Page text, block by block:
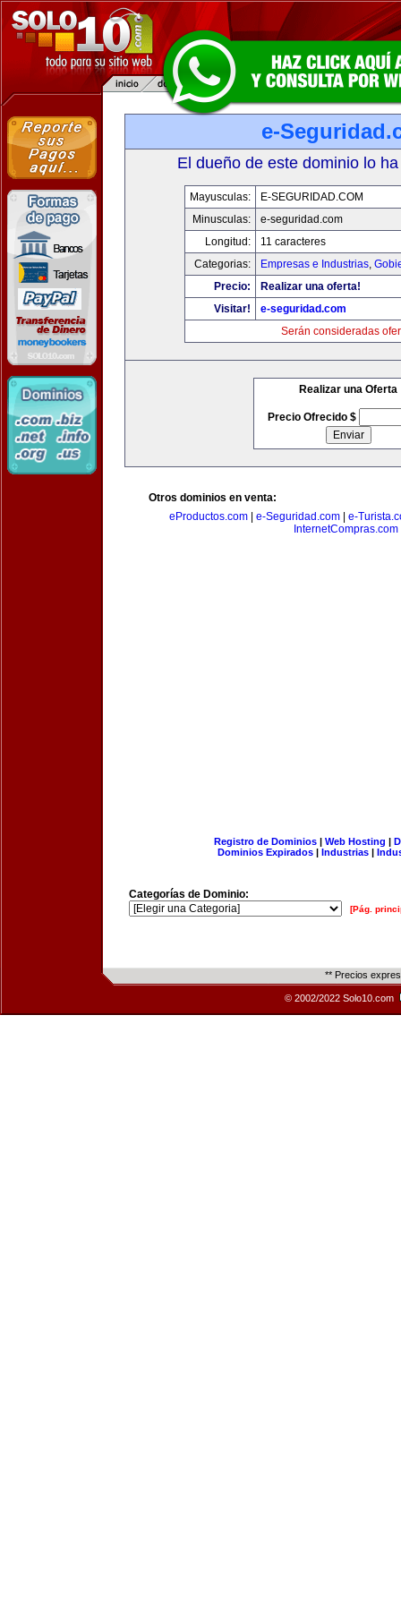
e-
El dueño de este dominio lo
Mayusculas:
E-SEGURIDAD.COM
Minusculas:
e-seguridad.com
Longitud:
11 caracteres
Categorias:
Empresas e Industrias,
Precio:
Realizar una oferta!
Visitar!
e-seguridad.com
Serán consideradas
Realizar una Oferta
Precio Ofrecido $
Otros dominios en venta:
eProductos.com
e-Seguridad.com
e-
InternetCompras.com
Registro de Dominios| Web Hosting |
Dominios Expirados | Industrias |
Categorías de Dominio:
[Pág.
** Precios
© 2002/2022 Solo10.com